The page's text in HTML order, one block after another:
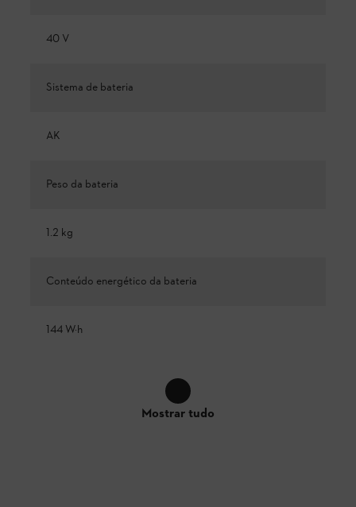
40 V
Sistema de bateria
AK
Peso da bateria
1.2 kg
Conteúdo energético da bateria
144 W·h
Mostrar tudo